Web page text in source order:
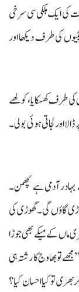
کی ایک ہلکی سی سرخی
کی طرف دیکھا اور
طرف کھسکایا، کولھے
اور لجاتی ہوئی بولی۔
آدمی ہے لچھمن۔
گاؤں گی۔گھوڑی کی
ماں کے میکے بھی جوڑا
تو بھاوج کا رشتہ ہی
تو کیا احسان کیا؟